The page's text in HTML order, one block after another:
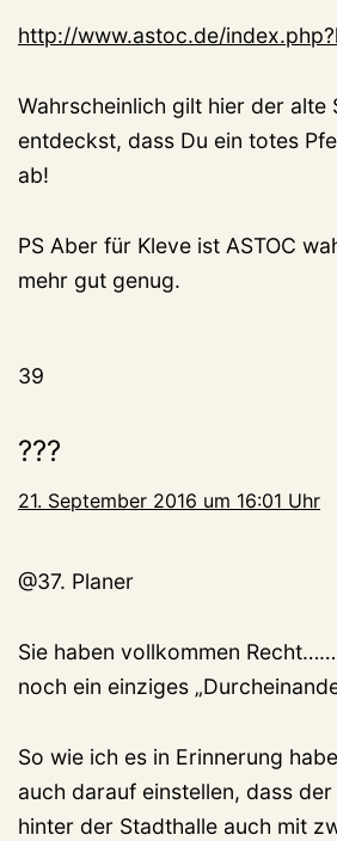
http://www.astoc.de/
Wahrscheinlich gilt hier der alte
entdeckst, dass Du ein totes
ab!
PS Aber für Kleve ist ASTOC
mehr gut genug.
39
???
21. September 2016 um 16:01 Uhr
@37. Planer
Sie haben vollkommen
noch ein einziges
So wie ich es in Erinnerung
auch darauf einstellen, dass der
hinter der Stadthalle auch mit